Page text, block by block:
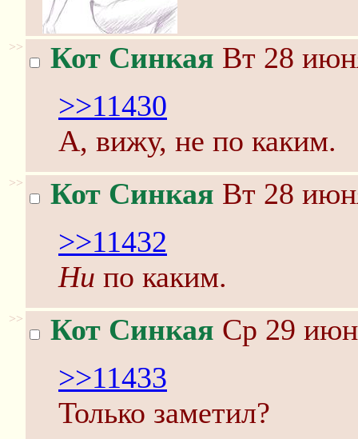
>> Кот Синкая Вт 28
>>11430
А, вижу, не по каким.
>> Кот Синкая Вт 28
>>11432
Ни по каким.
>> Кот Синкая Ср 29
>>11433
Только заметил?